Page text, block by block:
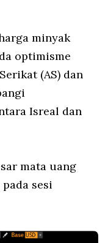
minyak
optimisme
(AS) dan
Isreal dan
mata uang
sesi